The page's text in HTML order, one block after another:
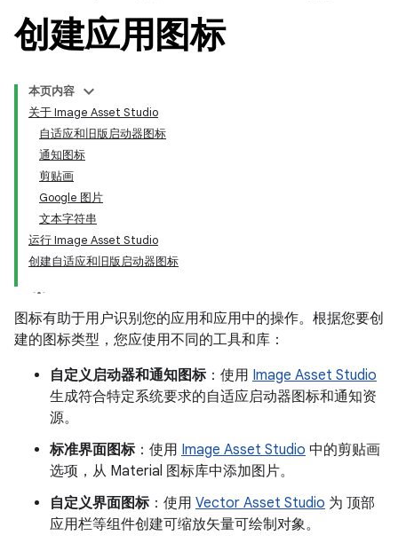
创建应用图标
本页内容
关于 Image Asset Studio
自适应和旧版启动器图标
通知图标
剪贴画
Google 图片
文本字符串
运行 Image Asset Studio
创建自适应和旧版启动器图标
图标有助于用户识别您的应用和应用中的操作。根据您要创
建的图标类型，您应使用不同的工具和库：
自定义启动器和通知图标：使用 Image Asset Studio
生成符合特定系统要求的自适应启动器图标和通知资
源。
标准界面图标：使用 Image Asset Studio 中的剪贴画
选项，从 Material 图标库中添加图片。
自定义界面图标：使用 Vector Asset Studio 为 顶部
应用栏等组件创建可缩放矢量可绘制对象。